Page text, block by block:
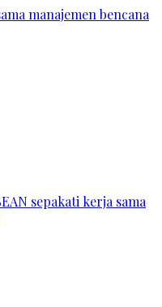
manajemen bencana
sepakati kerja sama